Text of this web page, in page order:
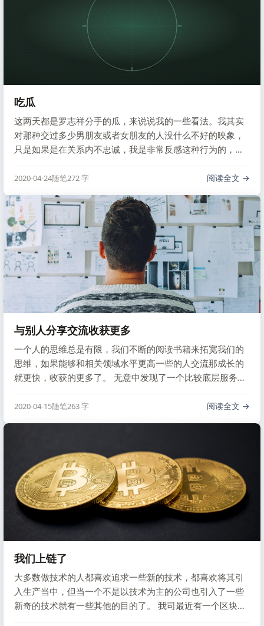
吃瓜
这两天都是罗志祥分手的瓜，来说说我的一些看法。我其实
对那种交过多少男朋友或者女朋友的人没什么不好的映象，
只是如果是在关系内不忠诚，我是非常反感这种行为的，比
为。
2020-04-24随笔272 字 阅读全文
与别人分享交流收获更多
一个人的思维总是有限，我们不断的阅读书籍来拓宽我们的
思维，如果能够和相关领域水平更高一些的人交流那成长的
就更快，收获的更多了。 无意中发现了一个比较底层服务的
很多服务，我自己就把关注点放在了如何去处理被影响的服
2020-04-15随笔263 字 阅读全文
我们上链了
大多数做技术的人都喜欢追求一些新的技术，都喜欢将其引
入生产当中，但当一个不是以技术为主的公司也引入了一些
新奇的技术就有一些其他的目的了。 我司最近有一个区块链